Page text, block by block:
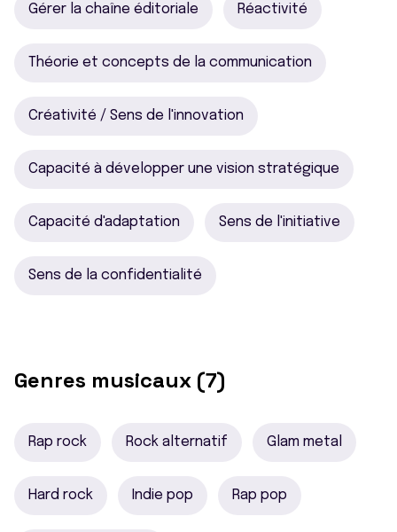
Gérer la chaîne éditoriale Réactivité
Théorie et concepts de la communication
Créativité / Sens de l'innovation
Capacité à développer une vision stratégique
Capacité d'adaptation Sens de l'initiative
Sens de la confidentialité
Genres musicaux (7)
Rap rock Rock alternatif Glam metal
Hard rock Indie pop Rap pop